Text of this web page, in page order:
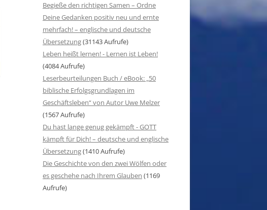
Begieße den richtigen Samen – Ordne
Deine Gedanken positiv neu und ernte
mehrfach! – englische und deutsche
Übersetzung(31143 Aufrufe)
Leben heißt lernen! - Lernen ist Leben!
(4084 Aufrufe)
Leserbeurteilungen Buch / eBook: „50
biblische Erfolgsgrundlagen im
Geschäftsleben“ von Autor Uwe Melzer
(1567 Aufrufe)
Du hast lange genug gekämpft - GOTT
kämpft für Dich! – deutsche und englische
Übersetzung(1410 Aufrufe)
Die Geschichte von den zwei Wölfen oder
es geschehe nach Ihrem Glauben (1169
Aufrufe)